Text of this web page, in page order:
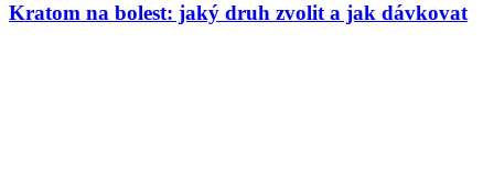
Kratom na bolest: jaký druh zvolit a jak dávkovat